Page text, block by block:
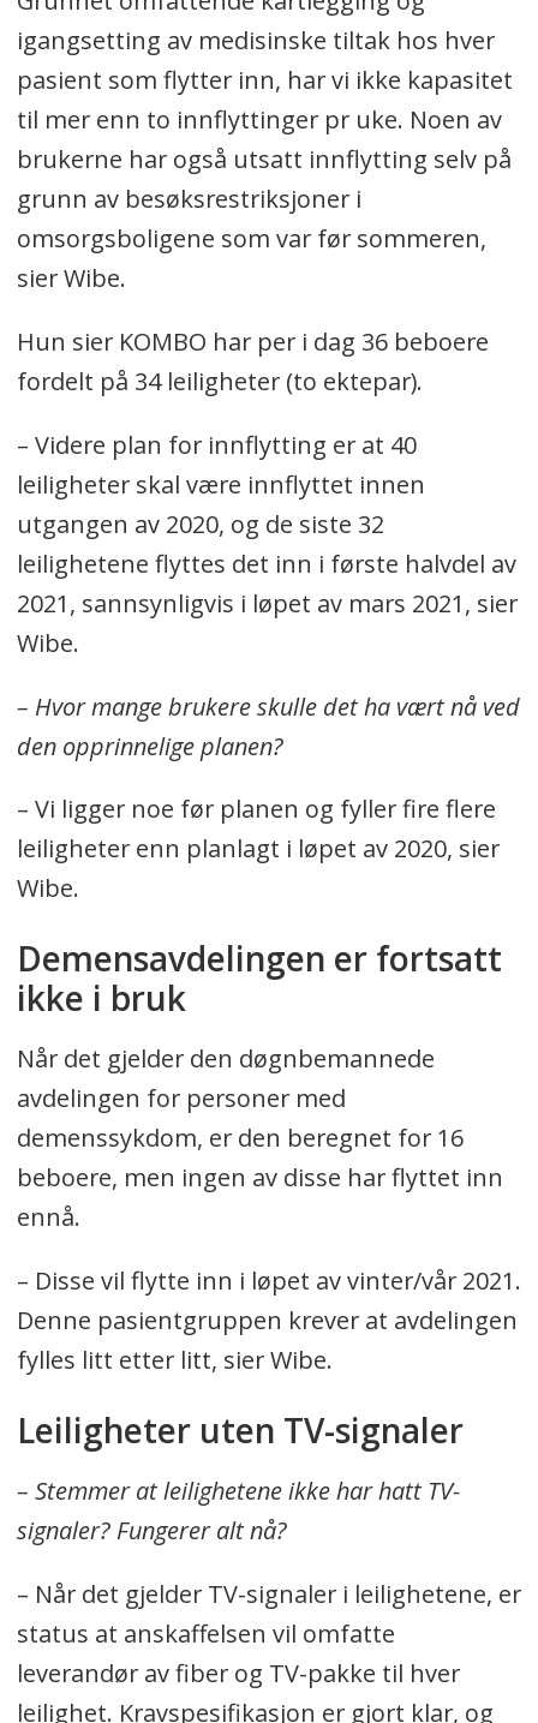
igangsetting av medisinske tiltak hos hver
pasient som flytter inn, har vi ikke kapasitet
til mer enn to innflyttinger pr uke. Noen av
brukerne har også utsatt innflytting selv på
grunn av besøksrestriksjoner i
omsorgsboligene som var før sommeren,
sier Wibe.
Hun sier KOMBO har per i dag 36 beboere
fordelt på 34 leiligheter (to ektepar).
– Videre plan for innflytting er at 40
leiligheter skal være innflyttet innen
utgangen av 2020, og de siste 32
leilighetene flyttes det inn i første halvdel av
2021, sannsynligvis i løpet av mars 2021, sier
Wibe.
– Hvor mange brukere skulle det ha vært nå ved
den opprinnelige planen?
– Vi ligger noe før planen og fyller fire flere
leiligheter enn planlagt i løpet av 2020, sier
Wibe.
Demensavdelingen er fortsatt
ikke i bruk
Når det gjelder den døgnbemannede
avdelingen for personer med
demenssykdom, er den beregnet for 16
beboere, men ingen av disse har flyttet inn
ennå.
– Disse vil flytte inn i løpet av vinter/vår 2021.
Denne pasientgruppen krever at avdelingen
fylles litt etter litt, sier Wibe.
Leiligheter uten TV-signaler
– Stemmer at leilighetene ikke har hatt TV-
signaler? Fungerer alt nå?
– Når det gjelder TV-signaler i leilighetene, er
status at anskaffelsen vil omfatte
leverandør av fiber og TV-pakke til hver
leilighet. Kravspesifikasjon er gjort klar, og